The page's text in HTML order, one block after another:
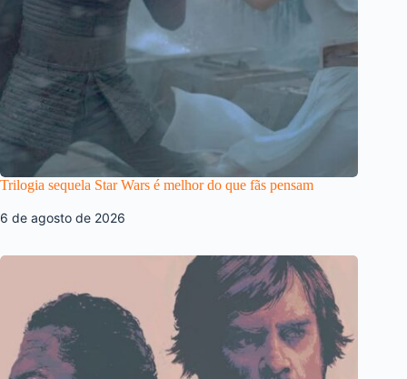
Trilogia sequela Star Wars é melhor do que fãs pensam
6 de agosto de 2026